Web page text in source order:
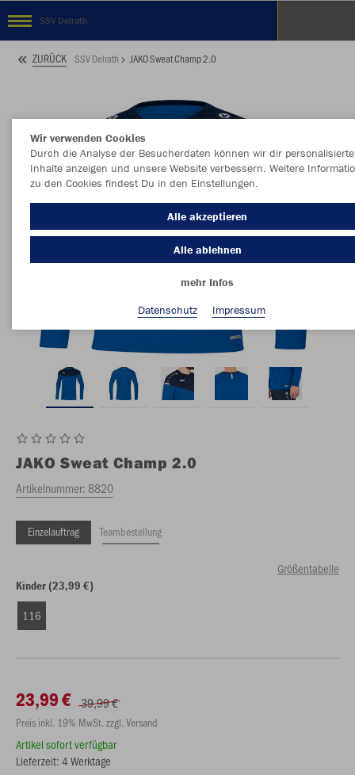
SSV Delrath
ZURÜCK SSV Delrath JAKO Sweat Champ 2.0
JAKO Sweat Champ 2.0
Artikelnummer:8820
Einzelauftrag Teambestellung
Größentabelle
Kinder (23,99 €)
116
23,99 € 39,99 €
Preis inkl. 19% MwSt. zzgl. Versand
Artikel sofort verfügbar
Lieferzeit: 4 Werktage
Wir verwenden Cookies
Durch die Analyse der Besucherdaten können wir dir personalisierte
Inhalte anzeigen und unsere Website verbessern. Weitere
zu den Cookies findest Du in den Einstellungen.
Alle akzeptieren
Alle ablehnen
mehr Infos
Datenschutz
Impressum